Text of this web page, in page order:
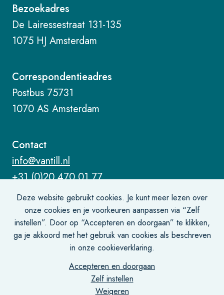
Deze website gebruikt cookies. Je kunt meer lezen over
onze cookies en je voorkeuren aanpassen via “Zelf
instellen”. Door op “Accepteren en doorgaan” te klikken,
ga je akkoord met het gebruik van cookies als beschreven
in onze cookieverklaring.
Accepteren en doorgaan
Zelf instellen
Weigeren
Bezoekadres
De Lairessestraat 131-135
1075 HJ Amsterdam
Correspondentieadres
Postbus 75731
1070 AS Amsterdam
Contact
info@vantill.nl
+31 (0)20 470 01 77
Algemene voorwaarden
Privacy- en cookiebeleid
Disclaimer
Rechtsgebieden registratie